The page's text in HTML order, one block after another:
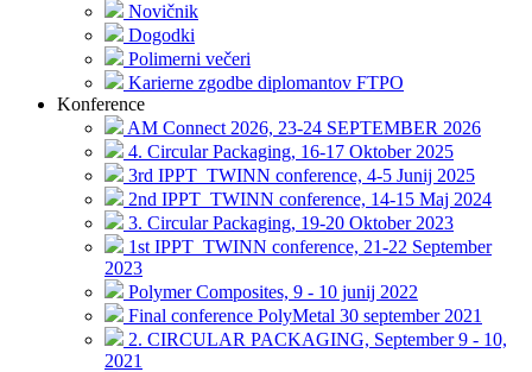
Novičnik
Dogodki
Polimerni večeri
Karierne zgodbe diplomantov FTPO
Konference
AM Connect 2026, 23-24 SEPTEMBER 2026
4. Circular Packaging, 16-17 Oktober 2025
3rd IPPT_TWINN conference, 4-5 Junij 2025
2nd IPPT_TWINN conference, 14-15 Maj 2024
3. Circular Packaging, 19-20 Oktober 2023
1st IPPT_TWINN conference, 21-22 September
2023
Polymer Composites, 9 - 10 junij 2022
Final conference PolyMetal 30 september 2021
2. CIRCULAR PACKAGING, September 9 - 10,
2021